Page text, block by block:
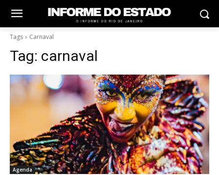
Tags Carnaval
Tag: carnaval
Agenda